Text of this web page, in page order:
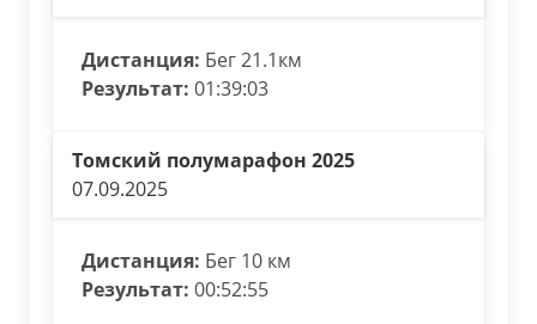
Дистанция: Бег 21.1км
Результат: 01:39:03
Томский полумарафон 2025
07.09.2025
Дистанция: Бег 10 км
Результат: 00:52:55